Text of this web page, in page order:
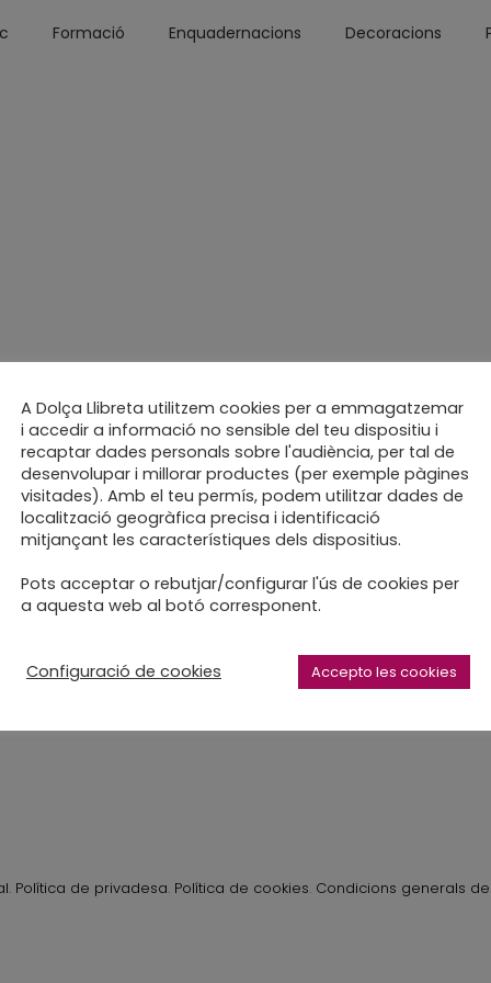
Formació Enquadernacions Decoracions
de sembrar i
. Política de privadesa. Política de cookies. Condicions generals
A Dolça Llibreta utilitzem cookies per a emmagatzemar
i accedir a informació no sensible del teu dispositiu i
recaptar dades personals sobre l'audiència, per tal de
desenvolupar i millorar productes (per exemple pàgines
visitades). Amb el teu permís, podem utilitzar dades de
localització geogràfica precisa i identificació
mitjançant les característiques dels dispositius.
Pots acceptar o rebutjar/configurar l'ús de cookies per
a aquesta web al botó corresponent.
Configuració de cookies Accepto les cookies